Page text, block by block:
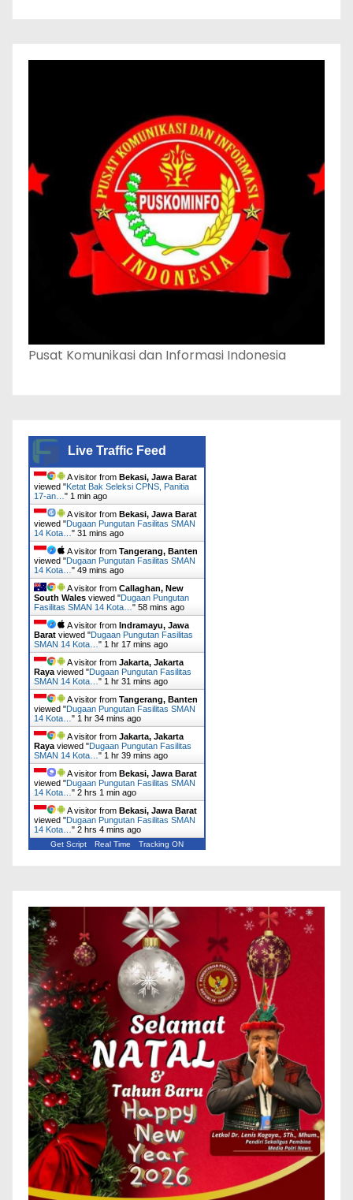
Pusat Komunikasi dan Informasi Indonesia
Live Traffic Feed
A visitor from Bekasi, Jawa Barat
viewed "Ketat Bak Seleksi CPNS, Panitia
17-an… " 1 min ago
A visitor from Bekasi, Jawa Barat
viewed "Dugaan Pungutan Fasilitas SMAN
14 Kota… " 31 mins ago
A visitor from Tangerang, Banten
viewed "Dugaan Pungutan Fasilitas SMAN
14 Kota… " 49 mins ago
A visitor from Callaghan, New
South Wales viewed "Dugaan Pungutan
Fasilitas SMAN 14 Kota… " 58 mins ago
A visitor from Indramayu, Jawa
Barat viewed "Dugaan Pungutan Fasilitas
SMAN 14 Kota… " 1 hr 17 mins ago
A visitor from Jakarta, Jakarta
Raya viewed "Dugaan Pungutan Fasilitas
SMAN 14 Kota… " 1 hr 31 mins ago
A visitor from Tangerang, Banten
viewed "Dugaan Pungutan Fasilitas SMAN
14 Kota… " 1 hr 34 mins ago
A visitor from Jakarta, Jakarta
Raya viewed "Dugaan Pungutan Fasilitas
SMAN 14 Kota… " 1 hr 39 mins ago
A visitor from Bekasi, Jawa Barat
viewed "Dugaan Pungutan Fasilitas SMAN
14 Kota… " 2 hrs 1 min ago
A visitor from Bekasi, Jawa Barat
viewed "Dugaan Pungutan Fasilitas SMAN
14 Kota… " 2 hrs 4 mins ago
Get Script Real Time Tracking ON